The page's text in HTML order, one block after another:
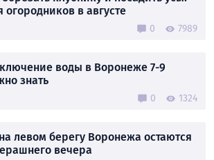
огородников в августе
0 7989
воды в Воронеже 7-9
знать
0 1324
левом берегу Воронежа остаются
вечера